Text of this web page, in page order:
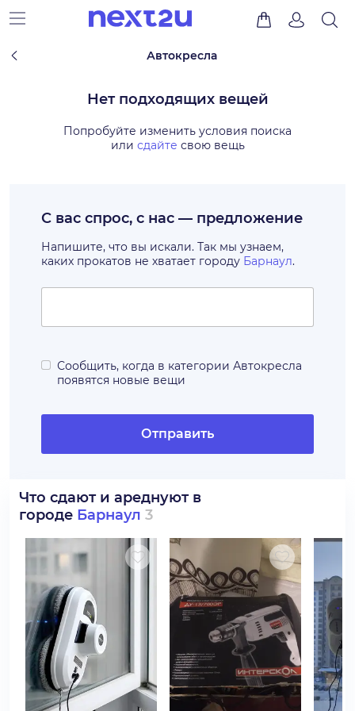
Автокресла
Нет подходящих вещей
Попробуйте изменить условия поиска
или сдайте свою вещь
С вас спрос, с нас — предложение
Напишите, что вы искали. Так мы узнаем,
каких прокатов не хватает городу Барнаул.
Сообщить, когда в категории Автокресла
появятся новые вещи
Отправить
Что сдают и ареднуют в
городе Барнаул 3